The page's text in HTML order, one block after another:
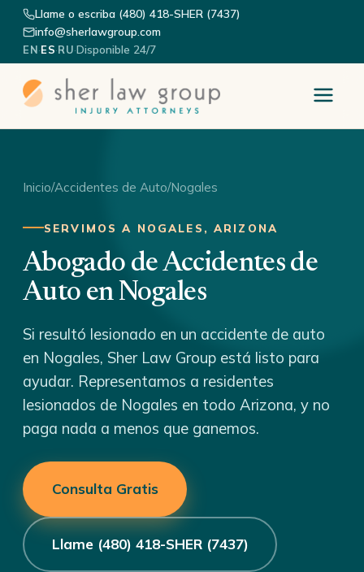
Llame o escriba (480) 418-SHER (7437)
info@sherlawgroup.com
EN·ES·RU·Disponible 24/7
Inicio/Accidentes de Auto/Nogales
SERVIMOS A NOGALES, ARIZONA
Abogado de Accidentes de
Auto en Nogales
Si resultó lesionado en un accidente de auto
en Nogales, Sher Law Group está listo para
ayudar. Representamos a residentes
lesionados de Nogales en todo Arizona, y no
paga nada a menos que ganemos.
Consulta Gratis
Llame (480) 418-SHER (7437)